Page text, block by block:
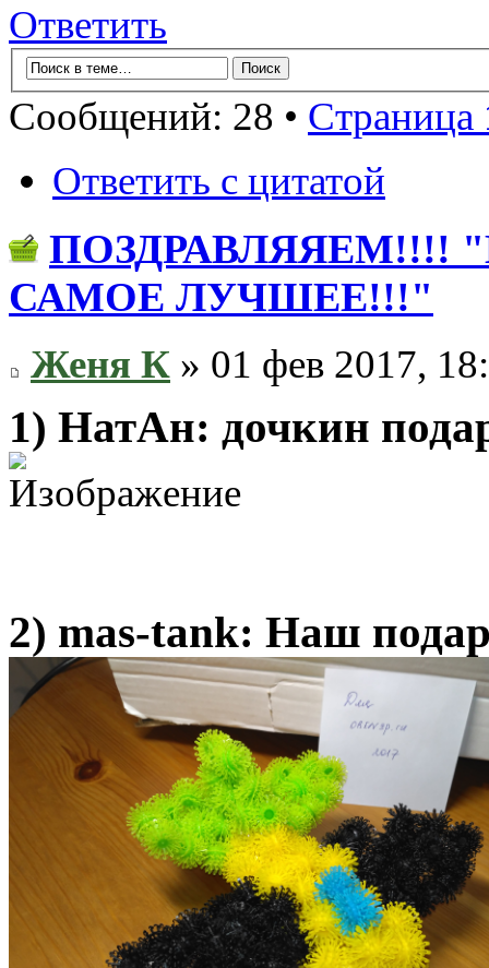
Ответить
Сообщений: 28 • Страница
Ответить с цитатой
ПОЗДРАВЛЯЯЕМ!!!!
САМОЕ ЛУЧШЕЕ!!!"
Женя К » 01 фев 2017,
1) НатАн: дочкин
2) mas-tank: Наш